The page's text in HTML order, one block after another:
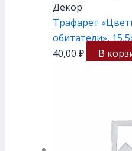
Декор
Трафарет
обитатели»,
40,00 ₽ В